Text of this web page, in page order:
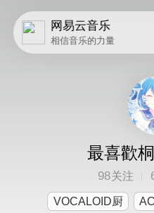
网易云音乐
相信音乐的力量
最喜歡
98关注
VOCALOID厨